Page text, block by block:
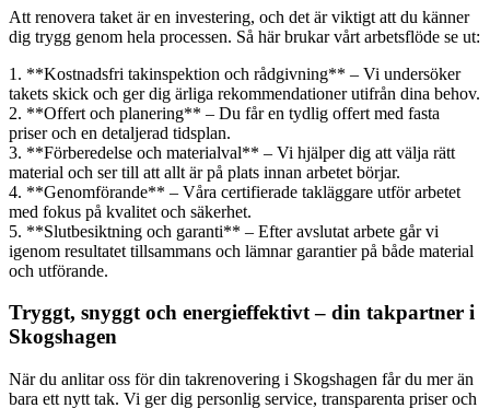
Att renovera taket är en investering, och det är viktigt att du känner
dig trygg genom hela processen. Så här brukar vårt arbetsflöde se ut:
1. **Kostnadsfri takinspektion och rådgivning** – Vi undersöker
takets skick och ger dig ärliga rekommendationer utifrån dina behov.
2. **Offert och planering** – Du får en tydlig offert med fasta
priser och en detaljerad tidsplan.
3. **Förberedelse och materialval** – Vi hjälper dig att välja rätt
material och ser till att allt är på plats innan arbetet börjar.
4. **Genomförande** – Våra certifierade takläggare utför arbetet
med fokus på kvalitet och säkerhet.
5. **Slutbesiktning och garanti** – Efter avslutat arbete går vi
igenom resultatet tillsammans och lämnar garantier på både material
och utförande.
Tryggt, snyggt och energieffektivt – din takpartner i
Skogshagen
När du anlitar oss för din takrenovering i Skogshagen får du mer än
bara ett nytt tak. Vi ger dig personlig service, transparenta priser och